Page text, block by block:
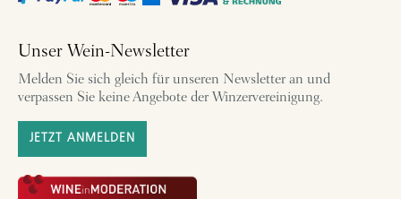
Unser Wein-Newsletter
Melden Sie sich gleich für unseren Newsletter an und
verpassen Sie keine Angebote der Winzervereinigung.
JETZT ANMELDEN